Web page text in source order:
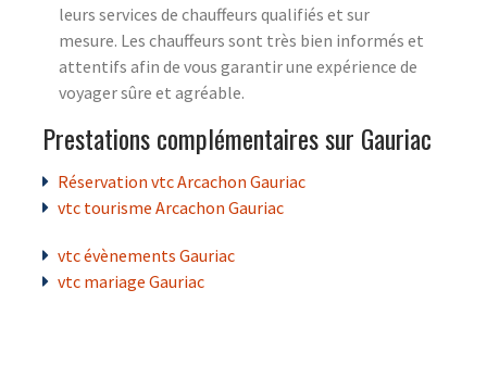
leurs services de chauffeurs qualifiés et sur
mesure. Les chauffeurs sont très bien informés et
attentifs afin de vous garantir une expérience de
voyager sûre et agréable.
Prestations complémentaires sur Gauriac
Réservation vtc Arcachon Gauriac
vtc tourisme Arcachon Gauriac
vtc évènements Gauriac
vtc mariage Gauriac